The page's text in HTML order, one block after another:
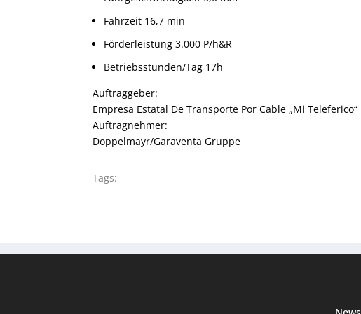
Fahrzeit 16,7 min
Förderleistung 3.000 P/h&R
Betriebsstunden/Tag 17h
Auftraggeber:
Empresa Estatal De Transporte Por Cable „Mi Teleferico“
Auftragnehmer:
Doppelmayr/Garaventa Gruppe
Tags: